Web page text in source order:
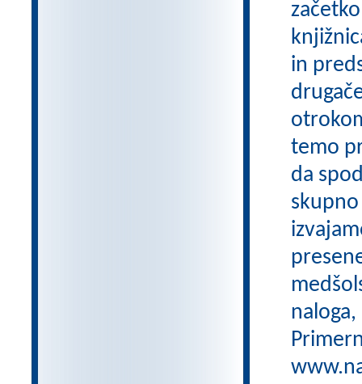
in
temo
da